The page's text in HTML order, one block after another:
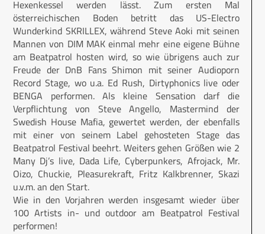
Hexenkessel werden lässt. Zum ersten Mal
österreichischen Boden betritt das US-Electro
Wunderkind SKRILLEX, während Steve Aoki mit seinen
Mannen von DIM MAK einmal mehr eine eigene Bühne
am Beatpatrol hosten wird, so wie übrigens auch zur
Freude der DnB Fans Shimon mit seiner Audioporn
Record Stage, wo u.a. Ed Rush, Dirtyphonics live oder
BENGA performen. Als kleine Sensation darf die
Verpflichtung von Steve Angello, Mastermind der
Swedish House Mafia, gewertet werden, der ebenfalls
mit einer von seinem Label gehosteten Stage das
Beatpatrol Festival beehrt. Weiters gehen Größen wie 2
Many Dj’s live, Dada Life, Cyberpunkers, Afrojack, Mr.
Oizo, Chuckie, Pleasurekraft, Fritz Kalkbrenner, Skazi
u.v.m. an den Start.
Wie in den Vorjahren werden insgesamt wieder über
100 Artists in- und outdoor am Beatpatrol Festival
performen!